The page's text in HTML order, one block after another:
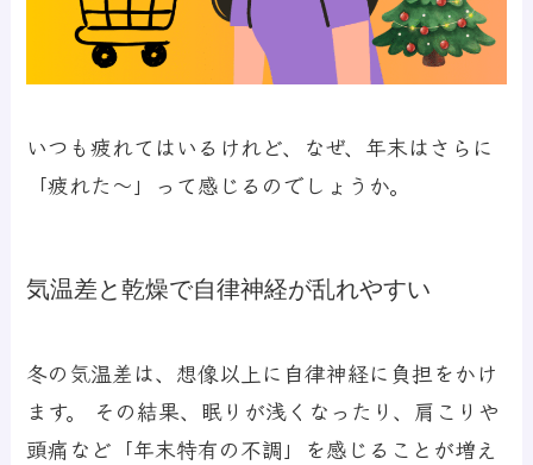
いつも疲れてはいるけれど、なぜ、年末はさらに
「疲れた～」って感じるのでしょうか。
気温差と乾燥で自律神経が乱れやすい
冬の気温差は、想像以上に自律神経に負担をかけ
ます。 その結果、眠りが浅くなったり、肩こりや
頭痛など「年末特有の不調」を感じることが増え